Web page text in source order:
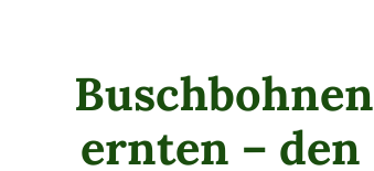
Buschbohnen
ernten – den